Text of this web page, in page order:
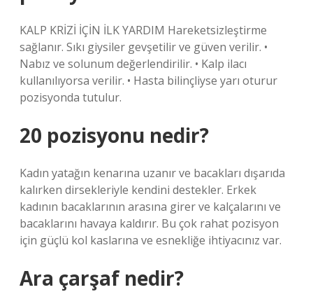
KALP KRİZİ İÇİN İLK YARDIM Hareketsizleştirme
sağlanır. Sıkı giysiler gevşetilir ve güven verilir. •
Nabız ve solunum değerlendirilir. • Kalp ilacı
kullanılıyorsa verilir. • Hasta bilinçliyse yarı oturur
pozisyonda tutulur.
20 pozisyonu nedir?
Kadın yatağın kenarına uzanır ve bacakları dışarıda
kalırken dirsekleriyle kendini destekler. Erkek
kadının bacaklarının arasına girer ve kalçalarını ve
bacaklarını havaya kaldırır. Bu çok rahat pozisyon
için güçlü kol kaslarına ve esnekliğe ihtiyacınız var.
Ara çarşaf nedir?